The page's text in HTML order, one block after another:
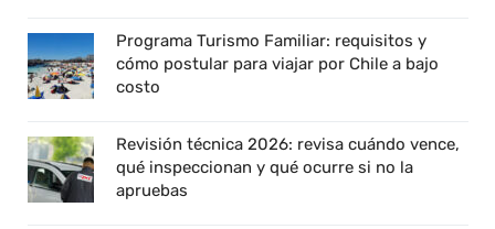
Programa Turismo Familiar: requisitos y
cómo postular para viajar por Chile a bajo
costo
Revisión técnica 2026: revisa cuándo vence,
qué inspeccionan y qué ocurre si no la
apruebas